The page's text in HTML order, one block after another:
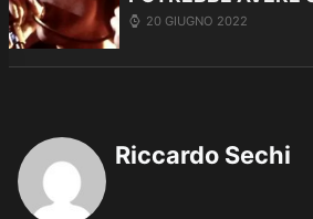
20 GIUGNO 2022
Riccardo Sechi